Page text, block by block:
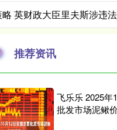
推荐资讯
飞乐乐 2025年
批发市场泥鳅